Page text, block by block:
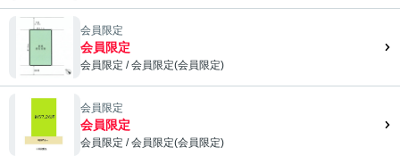
会員限定">
会員限定">
会員限定
会員限定
会員限定 /会員限定(会員限定)
会員限定
会員限定
会員限定 /会員限定(会員限定)